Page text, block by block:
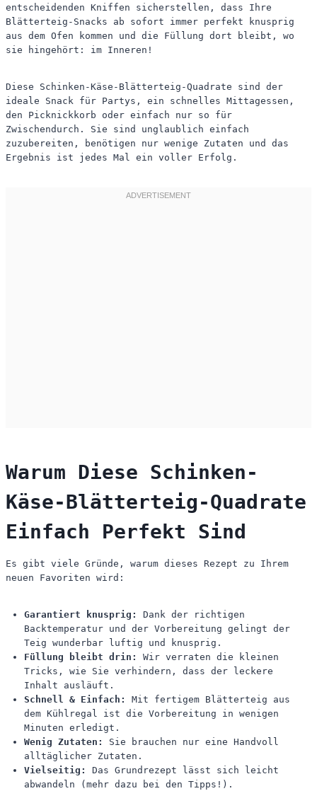
entscheidenden Kniffen sicherstellen, dass Ihre
Blätterteig-Snacks ab sofort immer perfekt knusprig
aus dem Ofen kommen und die Füllung dort bleibt, wo
sie hingehört: im Inneren!
Diese Schinken-Käse-Blätterteig-Quadrate sind der
ideale Snack für Partys, ein schnelles Mittagessen,
den Picknickkorb oder einfach nur so für
Zwischendurch. Sie sind unglaublich einfach
zuzubereiten, benötigen nur wenige Zutaten und das
Ergebnis ist jedes Mal ein voller Erfolg.
Warum Diese Schinken-
Käse-Blätterteig-Quadrate
Einfach Perfekt Sind
Es gibt viele Gründe, warum dieses Rezept zu Ihrem
neuen Favoriten wird:
Garantiert knusprig:
Dank der richtigen
Backtemperatur und der Vorbereitung gelingt der
Teig wunderbar luftig und knusprig.
Füllung bleibt drin:
Wir verraten die kleinen
Tricks, wie Sie verhindern, dass der leckere
Inhalt ausläuft.
Schnell & Einfach:
Mit fertigem Blätterteig aus
dem Kühlregal ist die Vorbereitung in wenigen
Minuten erledigt.
Wenig Zutaten:
Sie brauchen nur eine Handvoll
alltäglicher Zutaten.
Vielseitig:
Das Grundrezept lässt sich leicht
abwandeln (mehr dazu bei den Tipps!).